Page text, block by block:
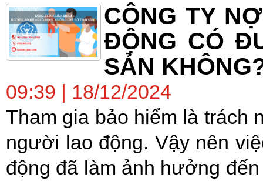
CÔNG TY
ĐỘNG CÓ
SẢN
09:39 | 18/12/2024
Tham gia bảo hiểm là trách
người lao động. Vậy nên
động đã làm ảnh hưởng